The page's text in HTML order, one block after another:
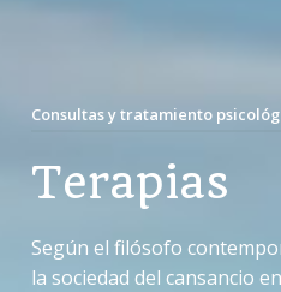
Consultas y tratamiento
Terapias
Según el filósofo
la sociedad del cansancio